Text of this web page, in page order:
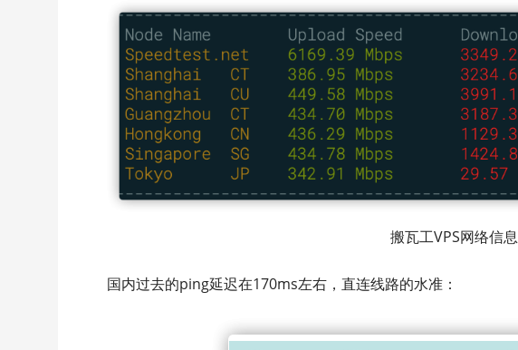
搬瓦工VPS网络信息
国内过去的ping延迟在170ms左右，直连线路的水准：